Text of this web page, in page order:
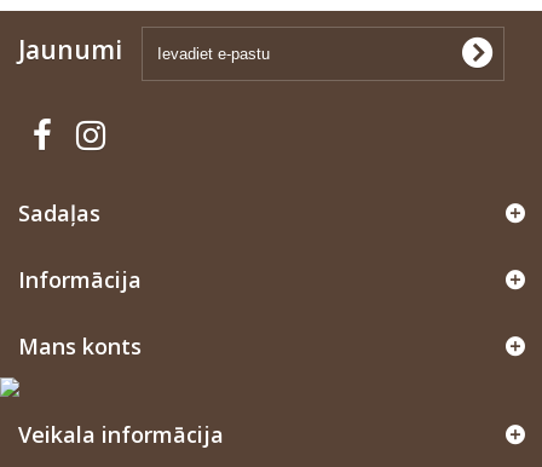
Jaunumi
Sadaļas
Informācija
Mans konts
Veikala informācija